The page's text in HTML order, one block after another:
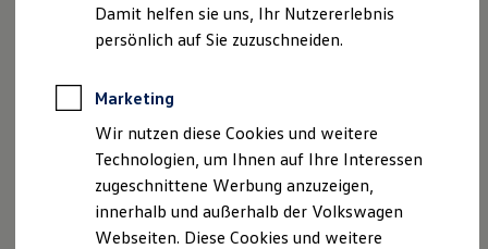
ID. EVERY1
Reichweite
Rekuperation
Laden unterwegs
Laden Zuhause
Ladestationen finden
Ladezeitensimulator
Batterie
Sicherheit
, 1 von 2 , 2 von 2
T‑Roc Cabriolet ENERGY
kombiniert Cabrio-Leichtigkeit
mit kraftvollen Akzenten wie schwarzen Außenspiegeln mit
“-Logoprojektion und schwarz glanzgedrehten 17-
Zoll-Leichtmetallrädern „Toulouse“.
Damit helfen sie uns, Ihr Nutzererlebnis
persönlich auf Sie zuzuschneiden.
Marketing
Wir nutzen diese Cookies und weitere
Technologien, um Ihnen auf Ihre Interessen
zugeschnittene Werbung anzuzeigen,
innerhalb und außerhalb der Volkswagen
Webseiten. Diese Cookies und weitere